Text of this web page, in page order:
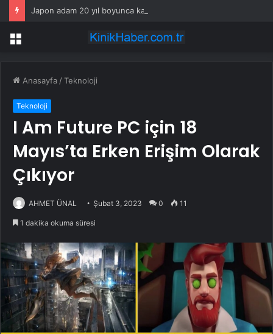
Menü
Anasayfa /Teknoloji
Teknoloji
I Am Future PC için 18
Mayıs’ta Erken Erişim Olarak
Çıkıyor
AHMET ÜNAL Şubat 3, 2023 0 11
1 dakika okuma süresi